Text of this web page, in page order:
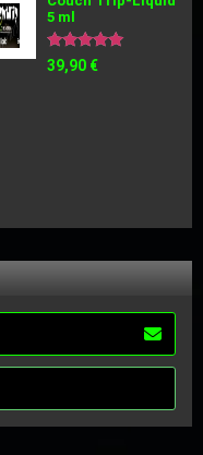
5 ml
Bewertet
mit
39,90 €